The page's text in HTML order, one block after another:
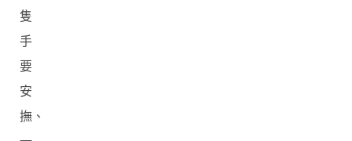
隻
手
要
安
撫、